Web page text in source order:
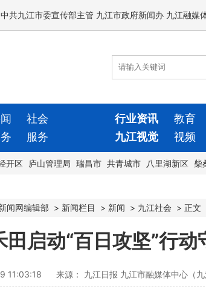
共九江市委宣传部主管 九江市政府新闻办 九江融媒
社会 行业资讯 教育
服务 九江视觉 视频
开区 庐山管理局 瑞昌市 共青城市 八里湖新区 柴
闻网编辑部 > 新闻栏目 > 新闻 > 九江社会 > 正文
田启动“百日攻坚”行
11:03:18 来源： 九江日报 九江市融媒体中心（